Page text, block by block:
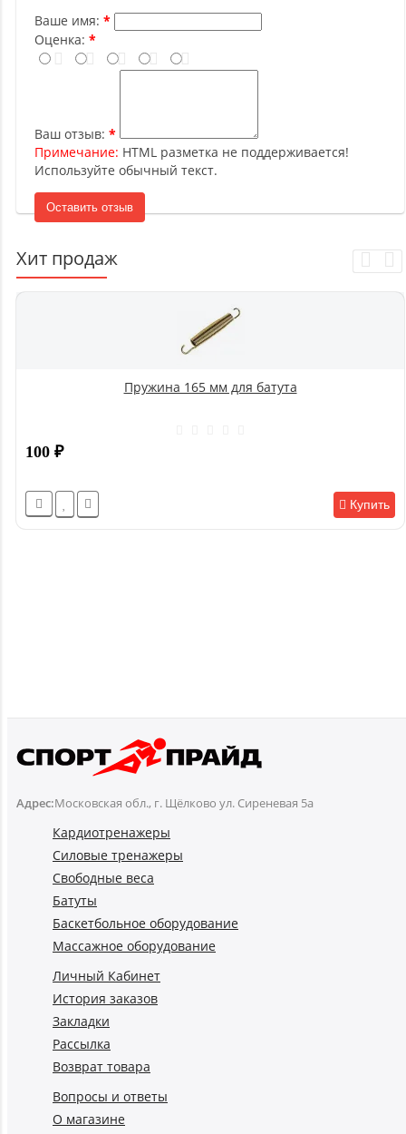
Ваше имя:
Оценка:
Ваш отзыв:
Примечание: HTML разметка не поддерживается!
Используйте обычный текст.
Оставить отзыв
Хит продаж
Пружина 165 мм для батута
100 ₽
Купить
Адрес:Московская обл., г. Щёлково ул. Сиреневая 5а
Кардиотренажеры
Силовые тренажеры
Свободные веса
Батуты
Баскетбольное оборудование
Массажное оборудование
Личный Кабинет
История заказов
Закладки
Рассылка
Возврат товара
Вопросы и ответы
О магазине